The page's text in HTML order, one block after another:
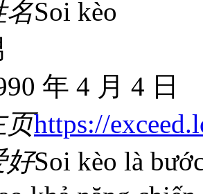
名Soi kèo
年 4 月 4 日
页https://
好Soi kèo là